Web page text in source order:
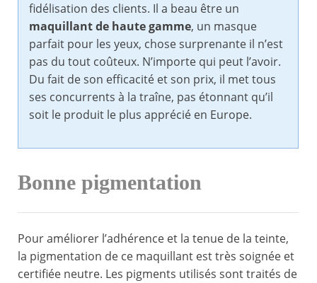
fidélisation des clients. Il a beau être un
maquillant de haute gamme, un masque
parfait pour les yeux, chose surprenante il n’est
pas du tout coûteux. N’importe qui peut l’avoir.
Du fait de son efficacité et son prix, il met tous
ses concurrents à la traîne, pas étonnant qu’il
soit le produit le plus apprécié en Europe.
Bonne pigmentation
Pour améliorer l’adhérence et la tenue de la teinte,
la pigmentation de ce maquillant est très soignée et
certifiée neutre. Les pigments utilisés sont traités de